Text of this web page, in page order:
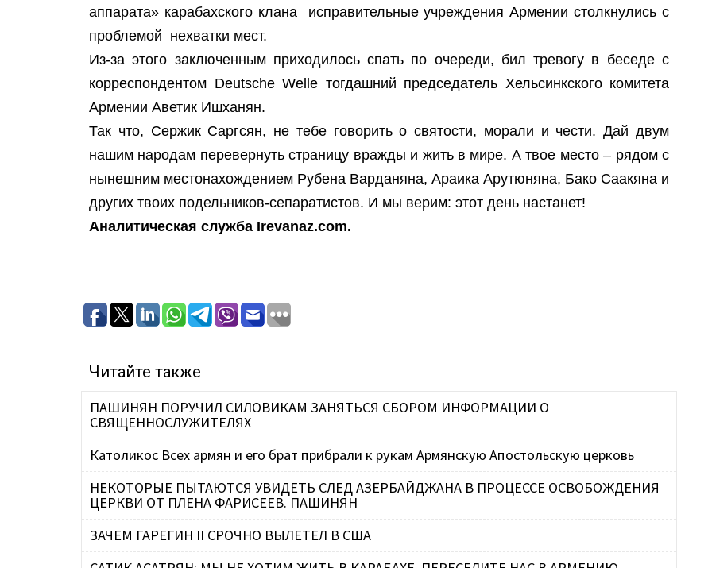
аппарата» карабахского клана исправительные учреждения Армении столкнулись с
проблемой нехватки мест.
Из-за этого заключенным приходилось спать по очереди, бил тревогу в беседе с
корреспондентом Deutsche Welle тогдашний председатель Хельсинкского комитета
Армении Аветик Ишханян.
Так что, Сержик Саргсян, не тебе говорить о святости, морали и чести. Дай двум
нашим народам перевернуть страницу вражды и жить в мире. А твое место – рядом с
нынешним местонахождением Рубена Варданяна, Араика Арутюняна, Бако Саакяна и
других твоих подельников-сепаратистов. И мы верим: этот день настанет!
Аналитическая служба Irevanaz.com.
Читайте также
ПАШИНЯН ПОРУЧИЛ СИЛОВИКАМ ЗАНЯТЬСЯ СБОРОМ ИНФОРМАЦИИ О
СВЯЩЕННОСЛУЖИТЕЛЯХ
Католикос Всех армян и его брат прибрали к рукам Армянскую Апостольскую церковь
НЕКОТОРЫЕ ПЫТАЮТСЯ УВИДЕТЬ СЛЕД АЗЕРБАЙДЖАНА В ПРОЦЕССЕ ОСВОБОЖДЕНИЯ
ЦЕРКВИ ОТ ПЛЕНА ФАРИСЕЕВ. ПАШИНЯН
ЗАЧЕМ ГАРЕГИН II СРОЧНО ВЫЛЕТЕЛ В США